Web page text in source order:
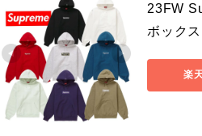
23FW
ボック
楽